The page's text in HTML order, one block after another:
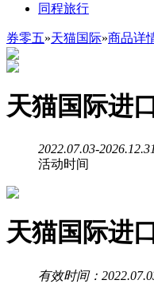
同程旅行
券零五»天猫国际»商品详
天猫国际进
2022.07.03-2026.12.31
活动时间
天猫国际进
有效时间：